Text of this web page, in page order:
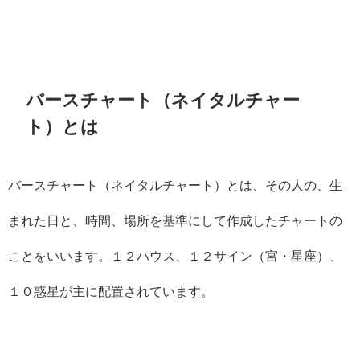
バースチャート（ネイタルチャー
ト）とは
バースチャート（ネイタルチャート）とは、その人の、生
まれた日と、時間、場所を基準にして作成したチャートの
ことをいいます。１２ハウス、１２サイン（宮・星座）、
１０惑星が主に配置されています。